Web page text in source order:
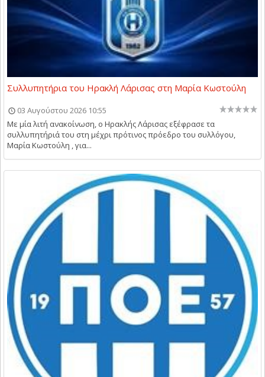
Συλλυπητήρια του Ηρακλή Λάρισας στη Μαρία Κωστούλη
03 Αυγούστου 2026 10:55
Με μία λιτή ανακοίνωση, ο Ηρακλής Λάρισας εξέφρασε τα
συλλυπητήριά του στη μέχρι πρότινος πρόεδρο του συλλόγου,
Μαρία Κωστούλη , για...